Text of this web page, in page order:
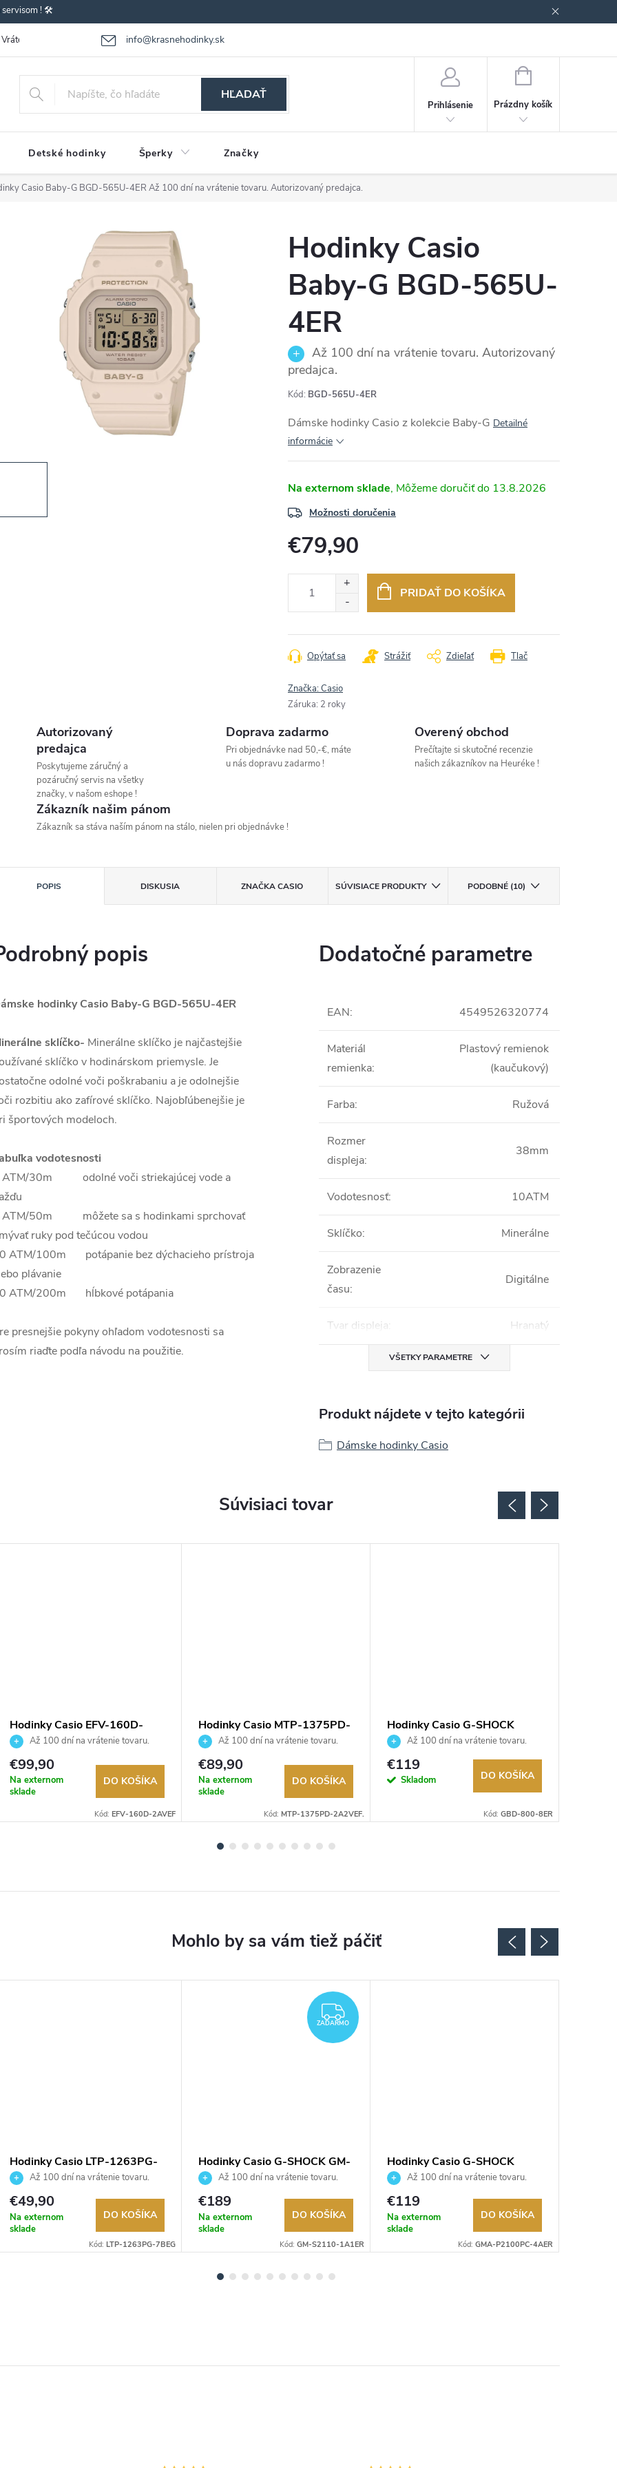
servisom ! 🛠️
info@krasnehodinky.sk
Vrátenie-výmena tovaru Reklamácia tovaru Obchodné podmienky
HĽADAŤ
Prihlásenie
NÁKUPNÝ
Prázdny košík
Detské hodinky Šperky Značky
Casio Baby-G BGD-565U-4ER Až 100 dní na vrátenie tovaru. Autorizovaný predajca.
Hodinky Casio
Baby-G BGD-565U-
4ER
Až 100 dní na vrátenie tovaru. Autorizovaný
predajca.
Kód: BGD-565U-4ER
Dámske hodinky Casio z kolekcie Baby-G Detailné
informácie
Na externom sklade 13.8.2026
Možnosti doručenia
€79,90
PRIDAŤ DO KOŠÍKA
Tlač
Opýtať sa Strážiť Zdieľať
Značka:Casio
Záruka: 2 roky
Autorizovaný
predajca
Poskytujeme záručný a
pozáručný servis na všetky
značky, v našom eshope !
Doprava zadarmo
Pri objednávke nad 50,-€, máte
u nás dopravu zadarmo !
Overený obchod
Prečítajte si skutočné recenzie
našich zákazníkov na Heuréke !
Zákazník našim pánom
Zákazník sa stáva naším pánom na stálo, nielen pri objednávke !
POPIS DISKUSIA ZNAČKACASIO SÚVISIACE PRODUKTY PODOBNÉ (10)
popis
hodinky Casio Baby-G BGD-565U-4ER
sklíčko- Minerálne sklíčko je najčastejšie
sklíčko v hodinárskom priemysle. Je
odolné voči poškrabaniu a je odolnejšie
rozbitiu ako zafírové sklíčko. Najobľúbenejšie je
športových modeloch.
vodotesnosti
ATM/30m odolné voči striekajúcej vode a
ATM/50m môžete sa s hodinkami sprchovať
ruky pod tečúcou vodou
ATM/100m potápanie bez dýchacieho prístroja
plávanie
ATM/200m hĺbkové potápania
presnejšie pokyny ohľadom vodotesnosti sa
riaďte podľa návodu na použitie.
Dodatočné parametre
EAN: 4549526320774
Materiál
remienka:
Plastový remienok
(kaučukový)
Farba: Ružová
Rozmer
displeja:
38mm
Vodotesnosť: 10ATM
Sklíčko: Minerálne
Zobrazenie
času:
Digitálne
Tvar displeja: Hranatý
VŠETKY PARAMETRE
Produkt nájdete v tejto kategórii
Dámske hodinky Casio
Súvisiaci tovar
Hodinky Casio EFV-160D-
2AVEFAž 100 dní na vrátenie tovaru.
Autorizovaný predajca.
€99,90
Na externom
sklade
DO KOŠÍKA
Kód: EFV-160D-2AVEF
Hodinky Casio MTP-1375PD-
2A2VEFAž 100 dní na vrátenie tovaru.
Autorizovaný predajca.
€89,90
Na externom
sklade
DO KOŠÍKA
Kód: MTP-1375PD-2A2VEF.
Hodinky Casio G-SHOCK
GBD-800-8ER
Až 100 dní na vrátenie tovaru.
Autorizovaný predajca.
€119
Skladom DO KOŠÍKA
Kód: GBD-800-8ER
Hodinky Casio LTP-1263PG-
7BEGAž 100 dní na vrátenie tovaru.
Autorizovaný predajca.
€49,90
Na externom
sklade
DO KOŠÍKA
Kód: LTP-1263PG-7BEG
ZADARMO
ZADARMO
Hodinky Casio G-SHOCK GM-
S2110-1A1ER
Až 100 dní na vrátenie tovaru.
Autorizovaný predajca.
€189
Na externom
sklade
DO KOŠÍKA
Kód: GM-S2110-1A1ER
Hodinky Casio G-SHOCK
GMA-P2100PC-4AER
Až 100 dní na vrátenie tovaru.
Autorizovaný predajca.
€119
Na externom
sklade
DO KOŠÍKA
Kód: GMA-P2100PC-4AER